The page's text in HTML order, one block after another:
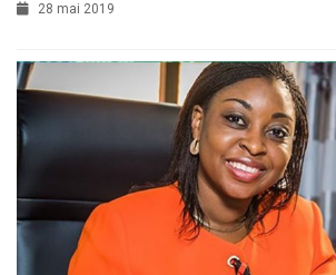
28 mai 2019